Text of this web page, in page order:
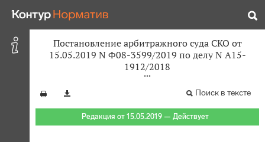
Постановление арбитражного суда СКО от
15.05.2019 N Ф08-3599/2019 по делу N А15-
1912/2018
Поиск в тексте
Редакция от 15.05.2019 — Действует